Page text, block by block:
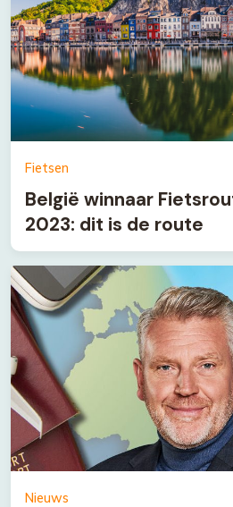
Fietsen
België winnaar
2023: dit is de route
Nieuws